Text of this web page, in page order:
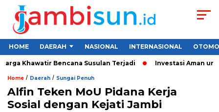
HOME DAERAH NASIONAL INTERNASIONAL
Khawatir Bencana Susulan Terjadi Investasi Aman untuk
Home / Daerah / Sungai Penuh
Alfin Teken MoU Pidana Kerja
Sosial dengan Kejati Jambi